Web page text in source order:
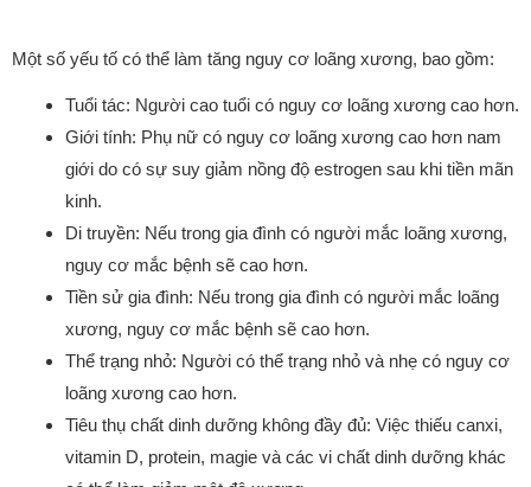
Một số yếu tố có thể làm tăng nguy cơ loãng xương, bao gồm:
Tuổi tác: Người cao tuổi có nguy cơ loãng xương cao hơn.
Giới tính: Phụ nữ có nguy cơ loãng xương cao hơn nam
giới do có sự suy giảm nồng độ estrogen sau khi tiền mãn
kinh.
Di truyền: Nếu trong gia đình có người mắc loãng xương,
nguy cơ mắc bệnh sẽ cao hơn.
Tiền sử gia đình: Nếu trong gia đình có người mắc loãng
xương, nguy cơ mắc bệnh sẽ cao hơn.
Thể trạng nhỏ: Người có thể trạng nhỏ và nhẹ có nguy cơ
loãng xương cao hơn.
Tiêu thụ chất dinh dưỡng không đầy đủ: Việc thiếu canxi,
vitamin D, protein, magie và các vi chất dinh dưỡng khác